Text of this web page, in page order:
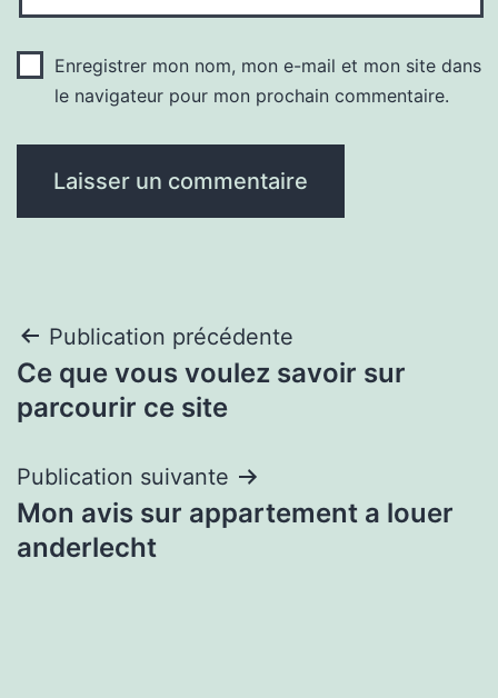
Enregistrer mon nom, mon e-mail et mon site dans
le navigateur pour mon prochain commentaire.
Navigation
de
Publication précédente
Ce que vous voulez savoir sur
parcourir ce site
Publication suivante
Mon avis sur appartement a louer
anderlecht